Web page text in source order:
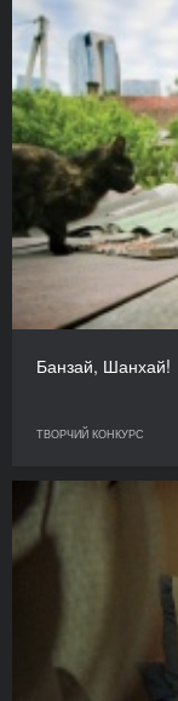
Банзай, Шанхай!
ТВОРЧИЙ КОНКУРС